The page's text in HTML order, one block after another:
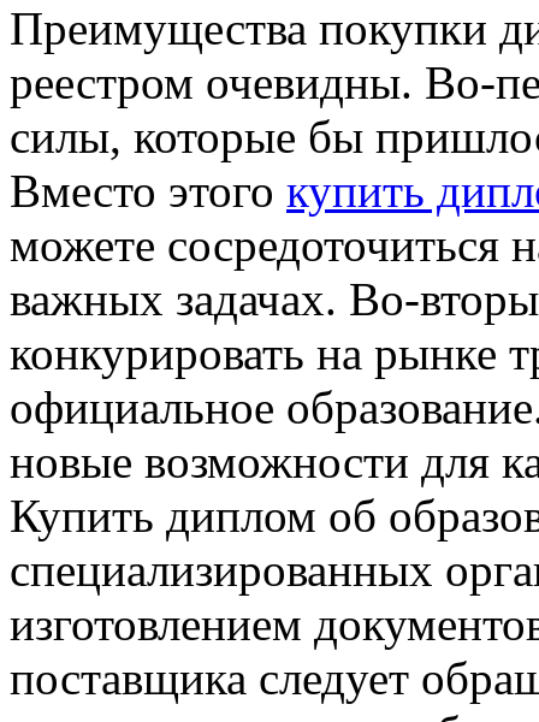
Преимущества покупки
реестром очевидны. Во-
силы, которые бы
Вместо этого купить
можете сосредоточиться
важных задачах. Во-
конкурировать на рынке
официальное
новые возможности для
Купить диплом об
специализированных
изготовлением
поставщика следует